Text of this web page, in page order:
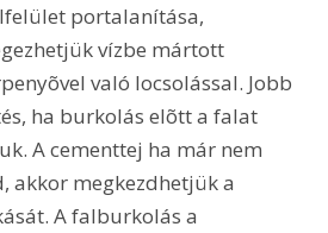
portalanítása,
vízbe mártott
való locsolással. Jobb
ha burkolás elõtt a falat
A cementtej ha már nem
akkor megkezdhetjük a
A falburkolás a